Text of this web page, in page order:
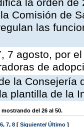
la orden
Comisión de
las
7 agosto, por
de
la Consejería
plantilla de la
del 26 al 50.
6, 7, 8 [ Siguiente/ Último ]